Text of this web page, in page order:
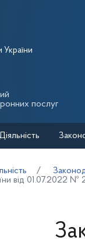
України
послуг
від 01.07.2022 №